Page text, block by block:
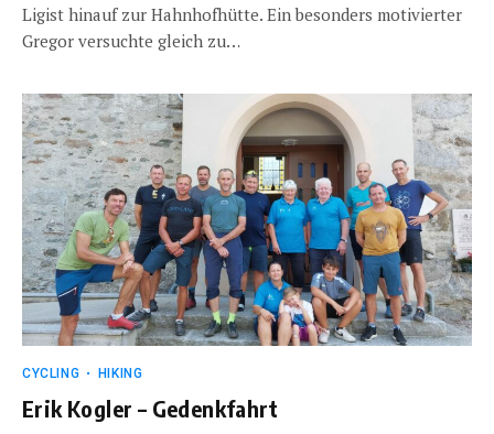
Ligist hinauf zur Hahnhofhütte. Ein besonders motivierter
Gregor versuchte gleich zu…
CYCLING HIKING
Erik Kogler – Gedenkfahrt